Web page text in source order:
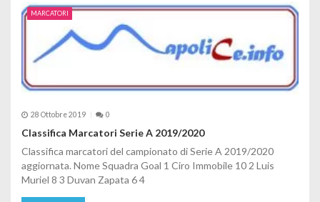
MARCATORI
28 Ottobre 2019 0
Classifica Marcatori Serie A 2019/2020
Classifica marcatori del campionato di Serie A 2019/2020
aggiornata. Nome Squadra Goal 1 Ciro Immobile 10 2 Luis
Muriel 8 3 Duvan Zapata 6 4